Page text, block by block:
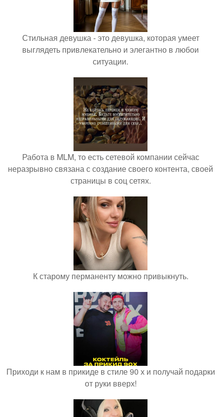
Стильная девушка - это девушка, которая умеет
выглядеть привлекательно и элегантно в любои
ситуации.
Работа в MLM, то есть сетевой компании сейчас
неразрывно связана с создание своего контента, своей
страницы в соц сетях.
К старому перманенту можно привыкнуть.
Приходи к нам в прикиде в стиле 90 х и получай подарки
от руки вверх!